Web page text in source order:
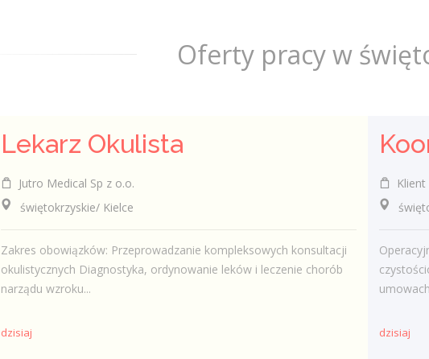
Oferty pracy w
Lekarz Okulista
Jutro Medical Sp z o.o.
świętokrzyskie/ Kielce
Zakres obowiązków: Przeprowadzanie kompleksowych konsultacji
okulistycznych Diagnostyka, ordynowanie leków i leczenie chorób
narządu wzroku...
dzisiaj dzisiaj